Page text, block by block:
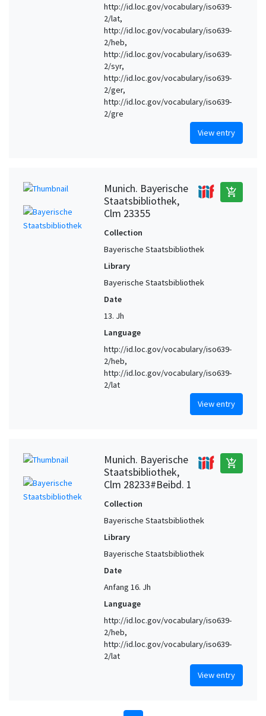
http://id.loc.gov/vocabulary/iso639-
2/lat,
http://id.loc.gov/vocabulary/iso639-
2/heb,
http://id.loc.gov/vocabulary/iso639-
2/syr,
http://id.loc.gov/vocabulary/iso639-
2/ger,
http://id.loc.gov/vocabulary/iso639-
2/gre
View entry
Munich. Bayerische
Staatsbibliothek,
Clm 23355
add_shopping_cart
Collection
Bayerische Staatsbibliothek
Library
Bayerische Staatsbibliothek
Date
13. Jh
Language
http://id.loc.gov/vocabulary/iso639-
2/heb,
http://id.loc.gov/vocabulary/iso639-
2/lat
View entry
Munich. Bayerische
Staatsbibliothek,
Clm 28233#Beibd. 1
add_shopping_cart
Collection
Bayerische Staatsbibliothek
Library
Bayerische Staatsbibliothek
Date
Anfang 16. Jh
Language
http://id.loc.gov/vocabulary/iso639-
2/heb,
http://id.loc.gov/vocabulary/iso639-
2/lat
View entry